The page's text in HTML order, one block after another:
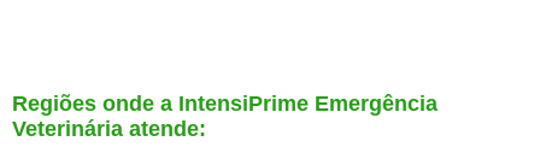
Regiões onde a IntensiPrime Emergência
Veterinária atende: